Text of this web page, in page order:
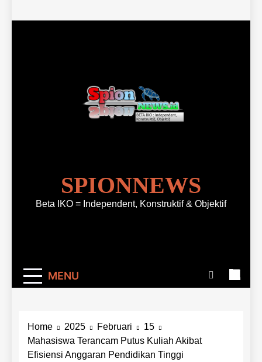
SPIONNEWS
Beta IKO = Independent, Konstruktif & Objektif
MENU
Home 2025 Februari
15
Mahasiswa Terancam Putus Kuliah Akibat
Efisiensi Anggaran Pendidikan Tinggi